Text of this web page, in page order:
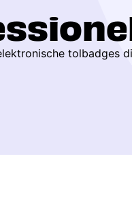
tolbadges